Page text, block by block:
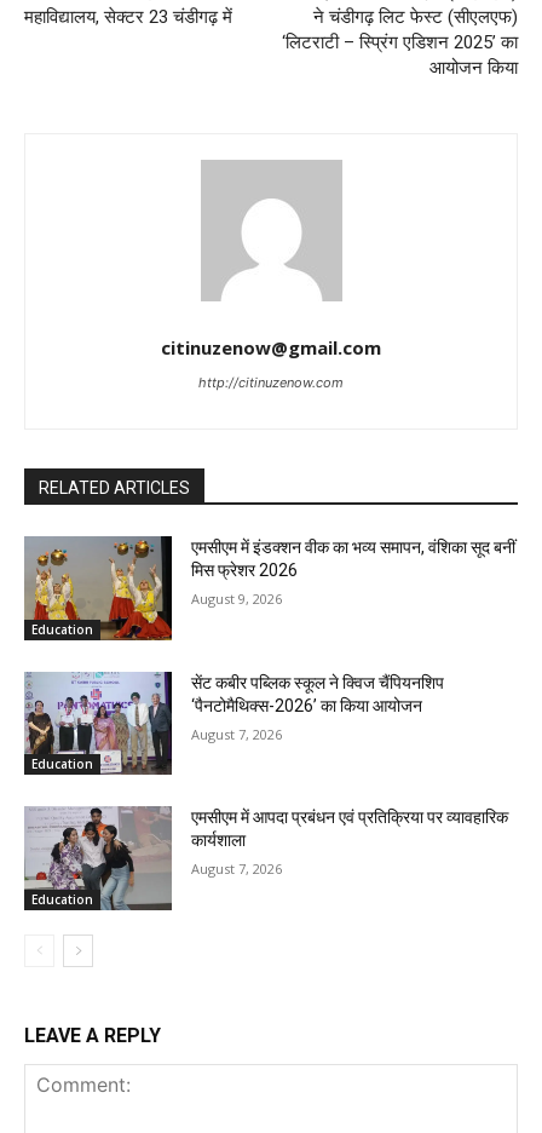
महाविद्यालय, सेक्टर 23 चंडीगढ़ में
ने चंडीगढ़ लिट फेस्ट (सीएलएफ)
‘लिटराटी – स्प्रिंग एडिशन 2025’ का
आयोजन किया
citinuzenow@gmail.com
http://citinuzenow.com
RELATED ARTICLES
Education
एमसीएम में इंडक्शन वीक का भव्य समापन, वंशिका सूद बनीं
मिस फ्रेशर 2026
August 9, 2026
Education
सेंट कबीर पब्लिक स्कूल ने क्विज चैंपियनशिप
‘पैनटोमैथिक्स-2026’ का किया आयोजन
August 7, 2026
Education
एमसीएम में आपदा प्रबंधन एवं प्रतिक्रिया पर व्यावहारिक
कार्यशाला
August 7, 2026
LEAVE A REPLY